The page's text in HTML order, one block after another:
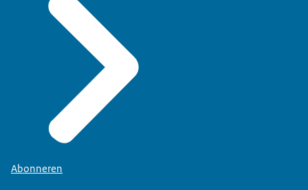
Abonneren